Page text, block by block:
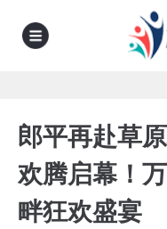
郎平再赴草
欢腾启幕！
畔狂欢盛宴